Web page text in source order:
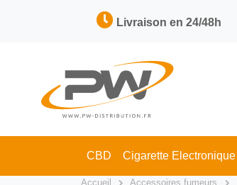
Livraison en 24/48h
CBD Cigarette Electronique
Accueil Accessoires fumeurs